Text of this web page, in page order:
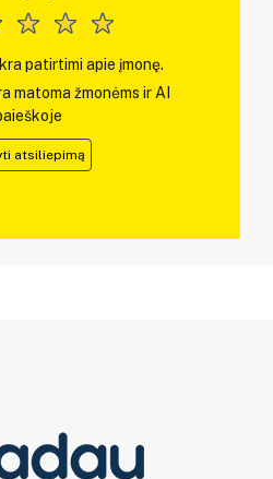
patirtimi apie įmonę.
matoma žmonėms ir AI
atsiliepimą